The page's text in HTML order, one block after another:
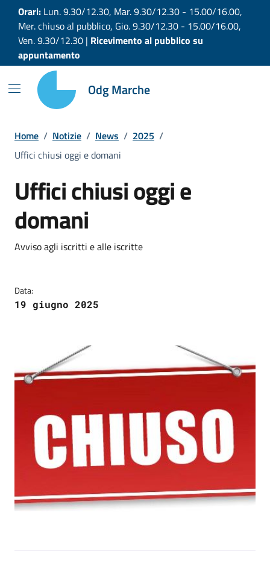
Vai ai contenuti
Vai al footer
Orari: Lun. 9.30/12.30, Mar. 9.30/12.30 - 15.00/16.00,
Mer. chiuso al pubblico, Gio. 9.30/12.30 - 15.00/16.00,
Ven. 9.30/12.30 | Ricevimento al pubblico su
appuntamento
Odg Marche
Home / Notizie / News / 2025 /
Uffici chiusi oggi e domani
Uffici chiusi oggi e
domani
Avviso agli iscritti e alle iscritte
Data:
19 giugno 2025